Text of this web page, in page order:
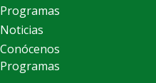
Programas
Noticias
Conócenos
Programas